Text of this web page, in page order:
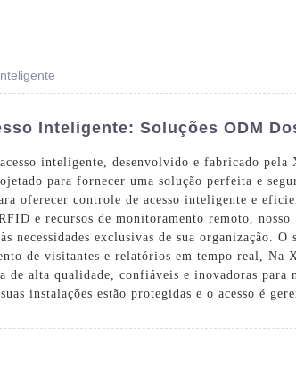
Inteligente: Soluções ODM
inteligente , desenvolvido e fabricado
para fornecer uma solução perfeita e
oferecer controle de acesso inteligente e
e recursos de monitoramento remoto,
necessidades exclusivas de sua organização.
de visitantes e relatórios em tempo real,
de alta qualidade, confiáveis ​​e inovadoras para
instalações estão protegidas e o acesso é